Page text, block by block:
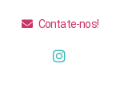
Contate-nos!